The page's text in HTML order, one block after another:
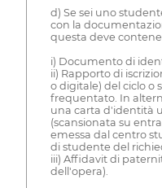
d) Se sei uno
con la
questa deve
i) Documento di
ii) Rapporto di
o digitale) del ciclo o
frequentato. In
una carta d'identità
(scansionata su
emessa dal centro
di studente del
iii) Affidavit di
dell'opera).